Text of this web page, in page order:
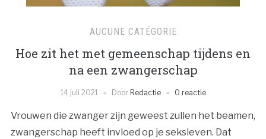
AUCUNE CATÉGORIE
Hoe zit het met gemeenschap tijdens en
na een zwangerschap
14 juli 2021 Door Redactie 0 reactie
Vrouwen die zwanger zijn geweest zullen het beamen,
zwangerschap heeft invloed op je seksleven. Dat